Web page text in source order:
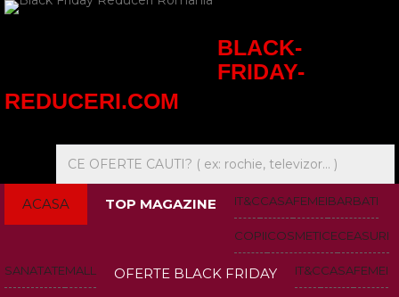
BLACK-
FRIDAY-
REDUCERI.COM
ACASA TOP MAGAZINE IT&CCASAFEMEIBARBATI
COPIICOSMETICECEASURI
SANATATEMALL OFERTE BLACK FRIDAY IT&CCASAFEMEI